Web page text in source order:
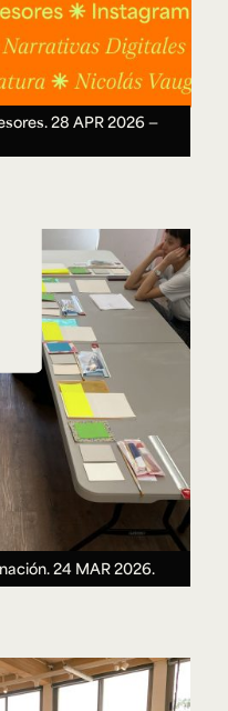
28 APR 2026 ―
24 MAR 2026.